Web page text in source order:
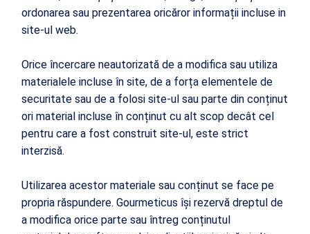
ordonarea sau prezentarea oricăror informații incluse in
site-ul web.
Orice încercare neautorizată de a modifica sau utiliza
materialele incluse în site, de a forța elementele de
securitate sau de a folosi site-ul sau parte din conținut
ori material incluse în conținut cu alt scop decât cel
pentru care a fost construit site-ul, este strict
interzisă.
Utilizarea acestor materiale sau conținut se face pe
propria răspundere. Gourmeticus își rezervă dreptul de
a modifica orice parte sau întreg conținutul